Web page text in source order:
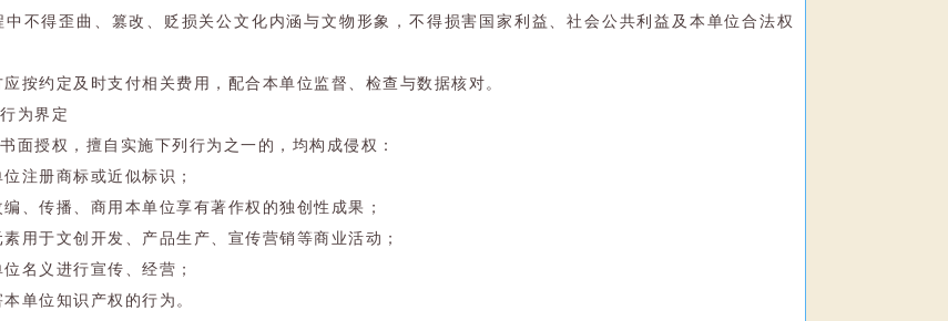
中不得歪曲、篡改、贬损关公文化内涵与文物形象，不得损害国家利益、社会公共利益及本单位合法权
按约定及时支付相关费用，配合本单位监督、检查与数据核对。
为界定
面授权，擅自实施下列行为之一的，均构成侵权：
注册商标或近似标识；
、传播、商用本单位享有著作权的独创性成果；
用于文创开发、产品生产、宣传营销等商业活动；
名义进行宣传、经营；
单位知识产权的行为。